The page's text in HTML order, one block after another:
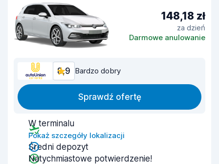
148,18 zł
za dzień
Darmowe anulowanie
8,9 Bardzo dobry
Sprawdź ofertę
W terminalu
Pokaż szczegóły lokalizacji
Średni depozyt
Natychmiastowe potwierdzenie!